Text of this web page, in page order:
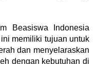
Beasiswa Indonesia
memiliki tujuan untuk
dan menyelaraskan
dengan kebutuhan di